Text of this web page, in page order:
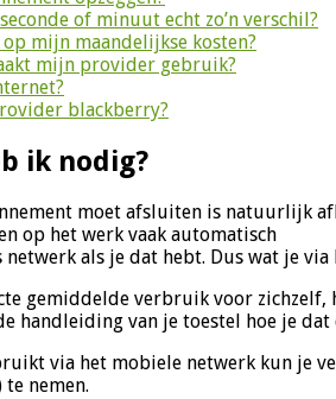
of minuut echt zo’n verschil?
mijn maandelijkse kosten?
mijn provider gebruik?
blackberry?
ik nodig?
moet afsluiten is natuurlijk
op het werk vaak automatisch
als je dat hebt. Dus wat je
gemiddelde verbruik voor
handleiding van je toestel hoe je
via het mobiele netwerk kun je
nemen.